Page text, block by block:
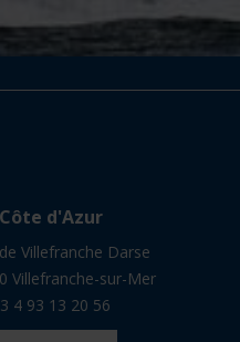
d'Azur
Villefranche Darse
Villefranche-sur-Mer
4 93 13 20 56